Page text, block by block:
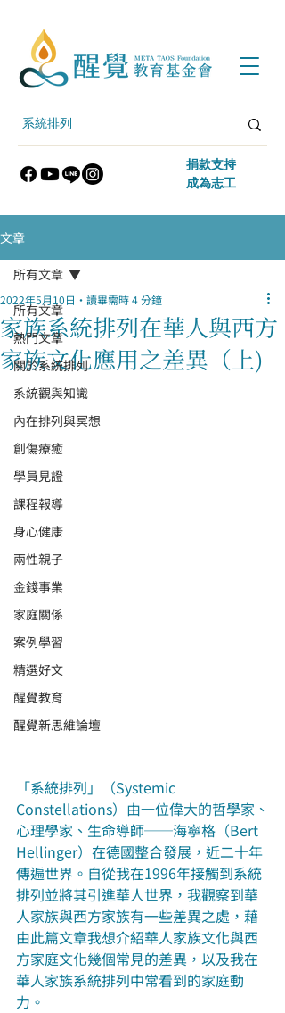
​捐款支持
​成為志工
文章
所有文章
熱門文章
關於系統排列
系統觀與知識
內在排列與冥想
創傷療癒
學員見證
課程報導
身心健康
兩性親子
金錢事業
家庭關係
案例學習
精選好文
醒覺教育
醒覺新思維論壇
所有文章
家族系統排列在華人與西方
家族文化應用之差異（上)
2022年5月10日 讀畢需時 4 分鐘
「系統排列」（Systemic
Constellations）由一位偉大的哲學家、
心理學家、生命導師──海寧格（Bert
Hellinger）在德國整合發展，近二十年
傳遍世界。自從我在1996年接觸到系統
排列並將其引進華人世界，我觀察到華
人家族與西方家族有一些差異之處，藉
由此篇文章我想介紹華人家族文化與西
方家庭文化幾個常見的差異，以及我在
華人家族系統排列中常看到的家庭動
力。